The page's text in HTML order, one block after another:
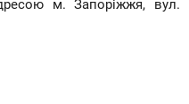
м. Запоріжжя, вул.